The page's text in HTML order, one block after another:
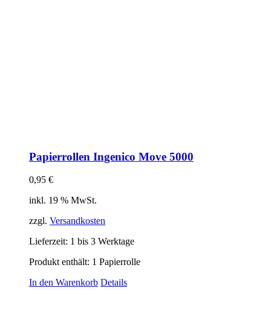
Papierrollen Ingenico Move 5000
0,95 €
inkl. 19 % MwSt.
zzgl. Versandkosten
Lieferzeit: 1 bis 3 Werktage
Produkt enthält: 1 Papierrolle
In den Warenkorb Details